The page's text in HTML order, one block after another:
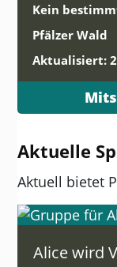
Kein
Pfälzer Wald
Aktualisiert:
Aktuelle
Aktuell bietet
Alice wird